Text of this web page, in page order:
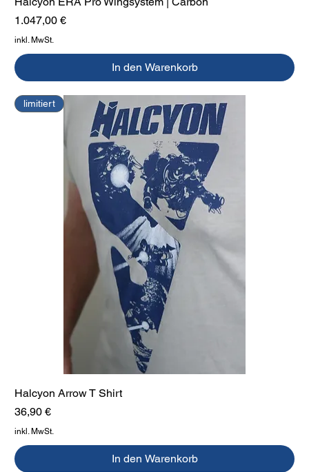
Preis
1.047,00 €
inkl. MwSt.
In den Warenkorb
limitiert
Halcyon Arrow T Shirt
Preis
36,90 €
inkl. MwSt.
In den Warenkorb